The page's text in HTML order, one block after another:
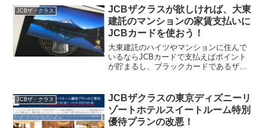
JCBザ・クラス
JCBザクラスが欲しければ、大東
建託のマンションの家賃支払いに
JCBカードを使おう！
大東建託のハイツやマンションに住んで
いるならJCBカードで支払えばポイント
が貯まるし、ブラックカードであるザク
だ一握りですが、大東建託はJCBカード
での家賃支払いが可能...
JCBザ・クラス
JCBザクラスの東京ディズニーリ
ゾートホテルスイートルーム特別
優待プランの改悪！